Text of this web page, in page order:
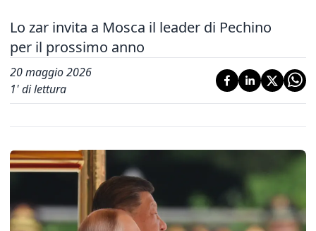
Lo zar invita a Mosca il leader di Pechino
per il prossimo anno
20 maggio 2026
1' di lettura